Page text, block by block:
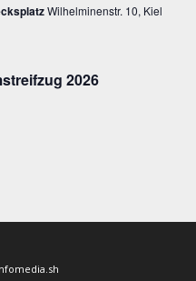
Wilhelminenstr. 10, Kiel
2026